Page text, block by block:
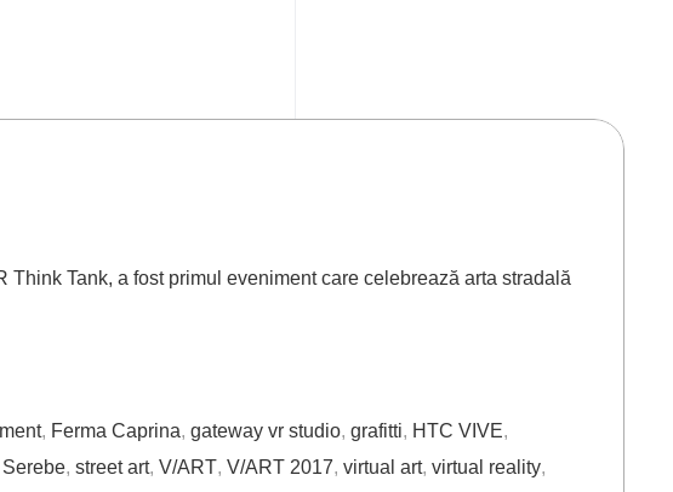
Tank, a fost primul eveniment care celebrează arta stradală
, Ferma Caprina, gateway vr studio, grafitti, HTC VIVE,
Serebe, street art, V/ART, V/ART 2017, virtual art, virtual reality,